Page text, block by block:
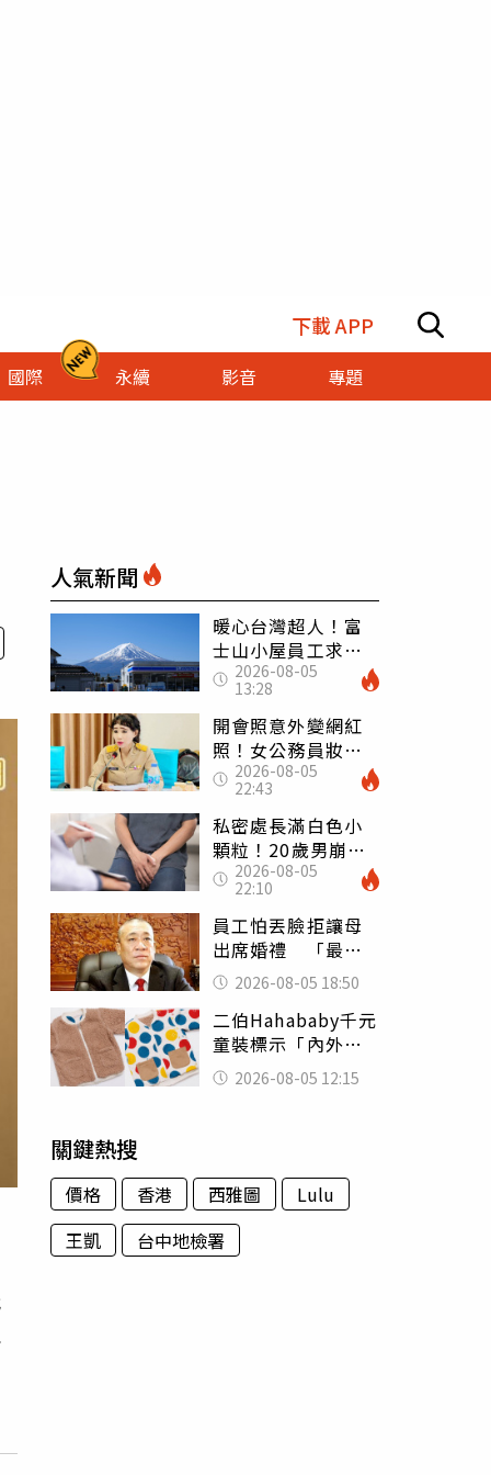
下載 APP
國際 永續 影音 專題
人氣新聞
暖心台灣超人！富
士山小屋員工求助
「想活下去」 山
友狂背物資上山：
台灣真的是寶島
2026-08-05
13:28
開會照意外變網紅
照！女公務員妝容
掀2千則留言 本人
怒嗆：化妝有錯嗎
2026-08-05
22:43
私密處長滿白色小
顆粒！20歲男崩潰
求診 醫曝5大真相
別再誤會
2026-08-05
22:10
員工怕丟臉拒讓母
出席婚禮 「最愛
發錢老闆」震怒開
除：我看不起你
2026-08-05 18:50
二伯Hahababy千元
童裝標示「內外層
皆純棉」 SGS檢
測證明：內裡100%
2026-08-05 12:15
關鍵熱搜
價格 香港 西雅圖
Lulu
王凱
台中地檢署